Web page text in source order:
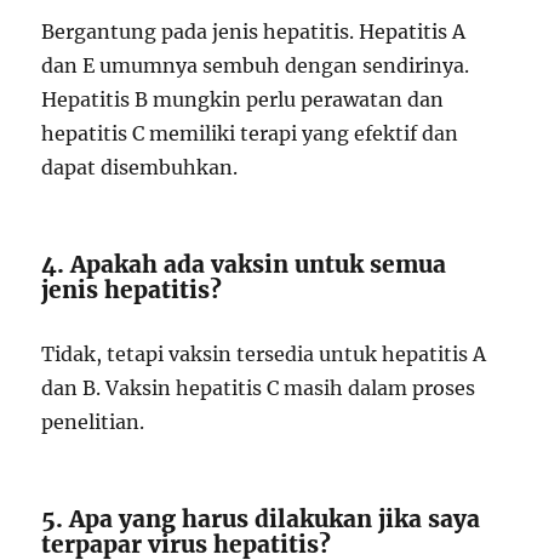
Bergantung pada jenis hepatitis. Hepatitis A
dan E umumnya sembuh dengan sendirinya.
Hepatitis B mungkin perlu perawatan dan
hepatitis C memiliki terapi yang efektif dan
dapat disembuhkan.
4. Apakah ada vaksin untuk semua
jenis hepatitis?
Tidak, tetapi vaksin tersedia untuk hepatitis A
dan B. Vaksin hepatitis C masih dalam proses
penelitian.
5. Apa yang harus dilakukan jika saya
terpapar virus hepatitis?